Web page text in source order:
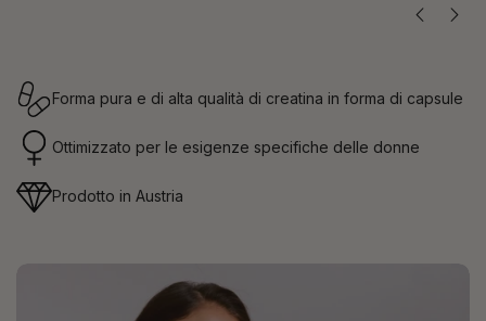
Forma pura e di alta qualità di creatina in forma di capsule
Ottimizzato per le esigenze specifiche delle donne
Prodotto in Austria